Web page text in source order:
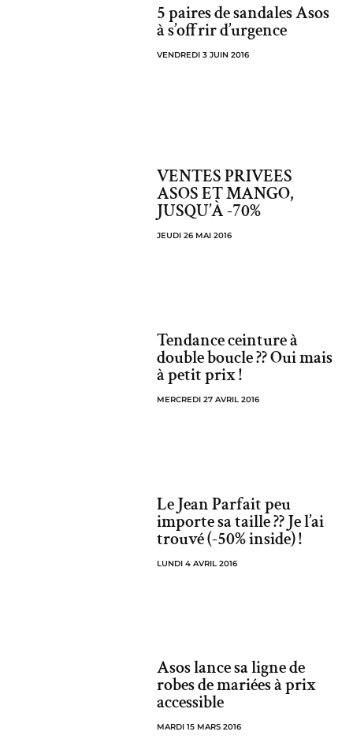
5 paires de sandales Asos
à s’offrir d’urgence
VENDREDI 3 JUIN 2016
VENTES PRIVEES
ASOS ET MANGO,
JUSQU’À -70%
JEUDI 26 MAI 2016
Tendance ceinture à
double boucle ?? Oui mais
à petit prix !
MERCREDI 27 AVRIL 2016
Le Jean Parfait peu
importe sa taille ?? Je l’ai
trouvé (-50% inside) !
LUNDI 4 AVRIL 2016
Asos lance sa ligne de
robes de mariées à prix
accessible
MARDI 15 MARS 2016